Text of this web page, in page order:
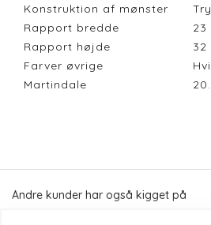
Konstruktion af mønster
Rapport bredde
23
Rapport højde
32
Farver øvrige
Martindale
Andre kunder har også kigget på